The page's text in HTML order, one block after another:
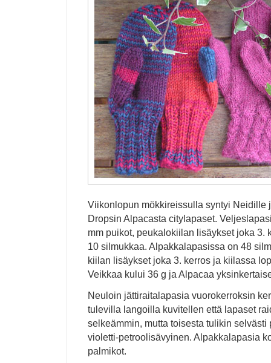
Viikonlopun mökkireissulla syntyi Neidille
Dropsin Alpacasta citylapaset.
mm puikot, peukalokiilan lisäykset joka 3.
10 silmukkaa. Alpakkalapasissa on 48
kiilan lisäykset joka 3. kerros ja kiilassa
Veikkaa kului 36 g ja Alpacaa
Neuloin jättiraitalapasia vuorokerroksin
tulevilla langoilla kuvitellen että lapaset
selkeämmin, mutta toisesta tulikin selvästi
violetti-petroolisävyinen. Alpakkalapasia
palmikot.